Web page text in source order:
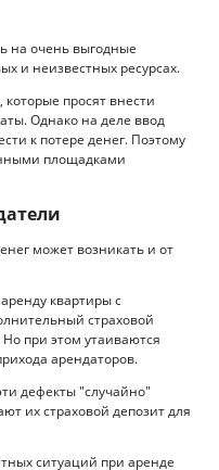
на очень выгодные
и неизвестных ресурсах.
просят внести
Однако на деле ввод
к потере денег. Поэтому
площадками
может возникать и от
квартиры с
страховой
при этом утаиваются
арендаторов.
дефекты "случайно"
их страховой депозит для
ситуаций при аренде